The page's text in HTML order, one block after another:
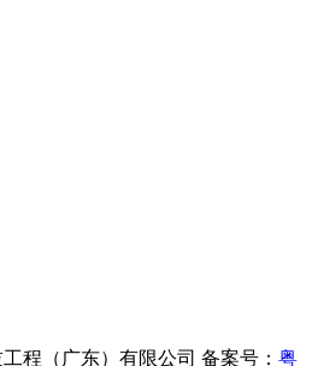
程（广东）有限公司 备案号： 粤